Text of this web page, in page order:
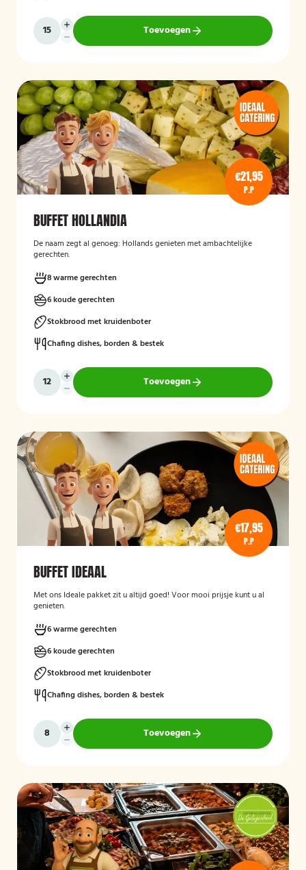
Toevoegen
€21,95
P.P
BUFFET HOLLANDIA
De naam zegt al genoeg: Hollands genieten met ambachtelijke
gerechten.
8 warme gerechten
6 koude gerechten
Stokbrood met kruidenboter
Chafing dishes, borden & bestek
Toevoegen
€17,95
P.P
BUFFET IDEAAL
Met ons Ideale pakket zit u altijd goed! Voor mooi prijsje kunt u al
genieten.
6 warme gerechten
6 koude gerechten
Stokbrood met kruidenboter
Chafing dishes, borden & bestek
Toevoegen